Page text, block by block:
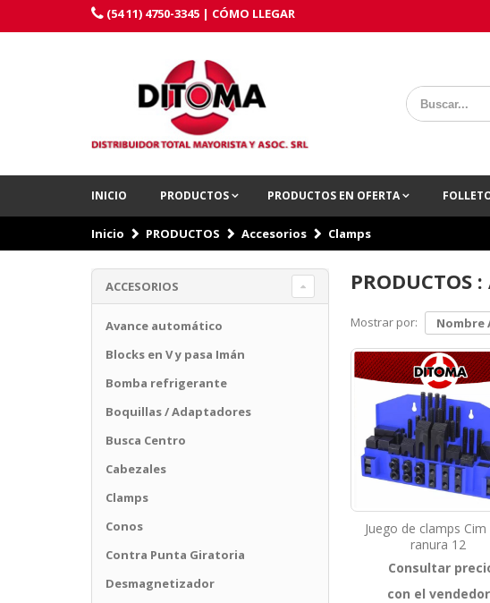
(54 11) 4750-3345 | CÓMO LLEGAR
INICIO PRODUCTOS PRODUCTOS EN OFERTA
Inicio PRODUCTOS Accesorios Clamps
PRODUCTOS
Mostrar por:
Juego de clamps
ranura 12
Consultar
con el vendedor
ACCESORIOS
Avance automático
Blocks en V y pasa Imán
Bomba refrigerante
Boquillas / Adaptadores
Busca Centro
Cabezales
Clamps
Conos
Contra Punta Giratoria
Desmagnetizador